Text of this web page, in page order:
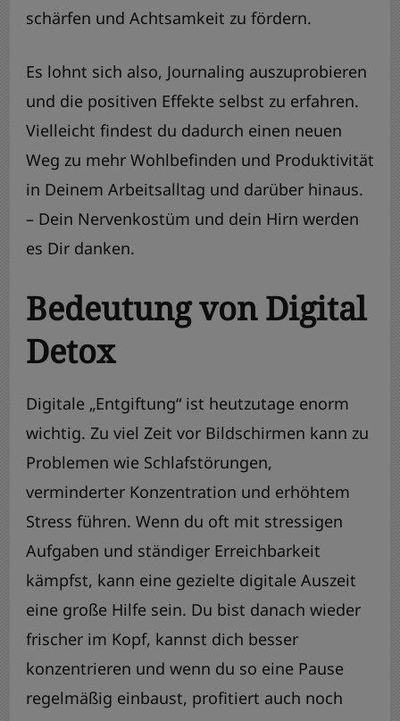
schärfen und Achtsamkeit zu fördern.
Es lohnt sich also, Journaling auszuprobieren
und die positiven Effekte selbst zu erfahren.
Vielleicht findest du dadurch einen neuen
Weg zu mehr Wohlbefinden und Produktivität
in Deinem Arbeitsalltag und darüber hinaus.
– Dein Nervenkostüm und dein Hirn werden
es Dir danken.
Bedeutung von Digital
Detox
Digitale „Entgiftung“ ist heutzutage enorm
wichtig. Zu viel Zeit vor Bildschirmen kann zu
Problemen wie Schlafstörungen,
verminderter Konzentration und erhöhtem
Stress führen. Wenn du oft mit stressigen
Aufgaben und ständiger Erreichbarkeit
kämpfst, kann eine gezielte digitale Auszeit
eine große Hilfe sein. Du bist danach wieder
frischer im Kopf, kannst dich besser
konzentrieren und wenn du so eine Pause
regelmäßig einbaust, profitiert auch noch